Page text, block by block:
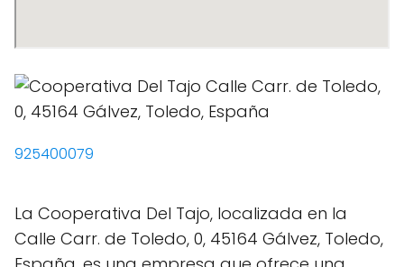
925400079
La Cooperativa Del Tajo, localizada en la
Calle Carr. de Toledo, 0, 45164 Gálvez, Toledo,